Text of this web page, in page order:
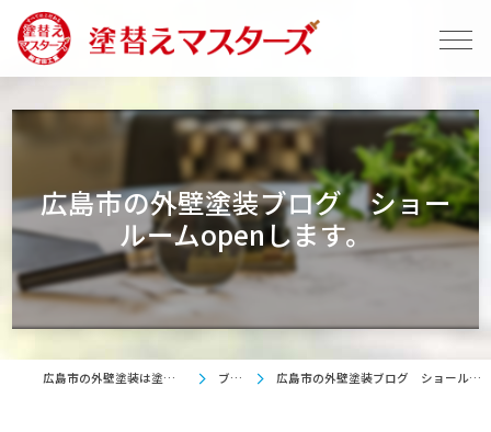
広島市の外壁塗装ブログ ショー
ルームopenします。
広島市の外壁塗装は塗替えマスターズ ブログ 広島市の外壁塗装ブログ ショールームopenします。